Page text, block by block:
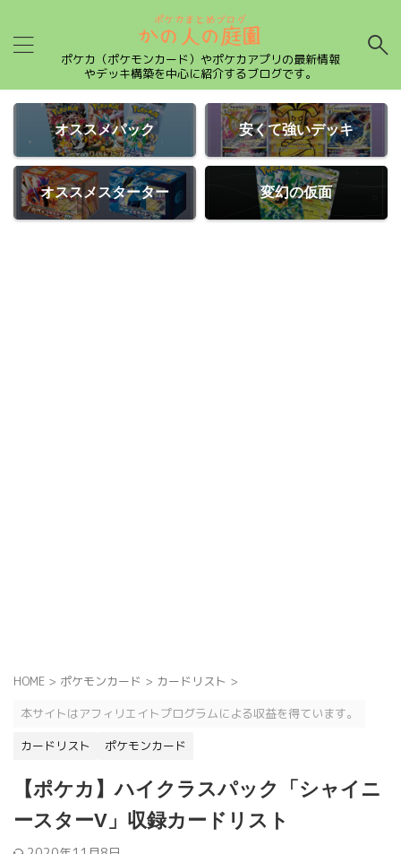
ポケカ（ポケモンカード）やポケカアプリの最新情報
やデッキ構築を中心に紹介するブログです。
オススメパック 安くて強いデッキ
オススメスターター 変幻の仮面
HOME > ポケモンカード > カードリスト >
本サイトはアフィリエイトプログラムによる収益を得ています。
カードリスト
ポケモンカード
【ポケカ】ハイクラスパック「シャイニ
ースターV」収録カードリスト